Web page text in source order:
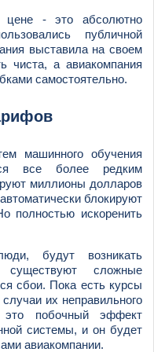
цене - это абсолютно
публичной
выставила на своем
чиста, а авиакомпания
самостоятельно.
машинного обучения
все более редким
миллионы долларов
блокируют
полностью искоренить
будут возникать
сложные
сбои. Пока есть курсы
их неправильного
побочный эффект
системы, и он будет
авиакомпании.